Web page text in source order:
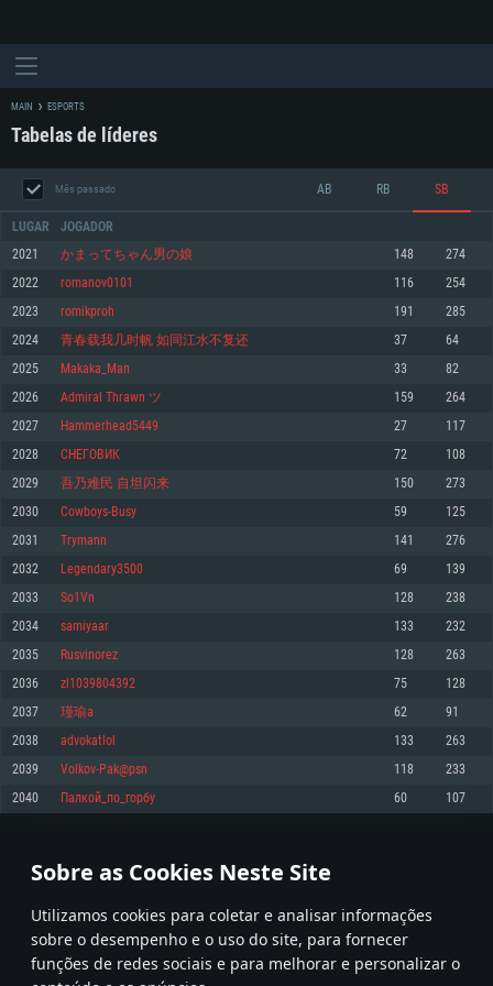
Sobre as Cookies Neste Site
Utilizamos cookies para coletar e analisar informações
sobre o desempenho e o uso do site, para fornecer
funções de redes sociais e para melhorar e personalizar o
Mínimo
Sistema Operativo: Windows 10 (64 bit)
Processador: Dual-Core 2.2 GHz
Memória: 4GB
Placa Gráfica: Placa com DirectX 11: AMD Radeon 77XX / NVIDIA GeForce
GTX 660. Resolução mínima suportada: 720p
Network: Internet de banda larga.
Disco: 23,1 GB
Recomendado
superior, Radeon RX 570 ou superior
Disco: 75,9 GB
Mínimo
Sistema Operativo: Mac OS Big Sur 11.0 ou versão mais recente
Processador: Core i5 2.2GHz mínimo (Intel Xeon não suportado)
Memória: 6 GB
Placa Gráfica: Intel Iris Pro 5200 (Mac), equivalentes AMD/Nvidia para Mac.
Resolução mínima suportada: 720p com suporte Metal.
Network: Internet de banda larga.
Disco: 21,5 GB
Recomendado
Network: Internet de banda larga.
Mínimo
Sistema Operativo: Distribuições mais modernas do Linux de 64bit
Processador: Dual-Core 2.4 GHz
Memória: 4 GB
Placa Gráfica: NVIDIA 660 com os drivers mais recentes (não mais de 6
meses) / equivalentes AMD com os drivers mais recentes com suporte
Vulkan (não mais de 6 meses); Resolução mínima suportada: 720p.
Network: Internet de banda larga.
Disco: 21,5 GB
Recomendado
Sistema Operativo: Ubuntu 20.04 64bit
Processador: Intel Core i7
Memória: 16 GB
Placa Gráfica: NVIDIA 1060 com os drivers mais recentes (não mais de 6
meses) / equivalentes AMD (Radeon RX 570) com os drivers mais recentes
Network: Internet de banda larga.
MAIN ESPORTS
Tabelas de líderes
Mês passado AB RB SB
LUGAR JOGADOR
2021 かまってちゃん男の娘 148 274
2022 romanov0101 116 254
2023 romikproh 191 285
2024 青春载我几时帆 如同江水不复还 37 64
2025 Makaka_Man 33 82
2026 Admiral Thrawn ツ 159 264
2027 Hammerhead5449 27 117
2028 СНЕГОВИК 72 108
2029 吾乃难民 自坦闪来 150 273
2030 Cowboys-Busy 59 125
2031 Trymann 141 276
2032 Legendary3500 69 139
2033 So1Vn 128 238
2034 samiyaar 133 232
2035 Rusvinorez 128 263
2036 zl1039804392 75 128
2037 瑾瑜a 62 91
2038 advokatlol 133 263
2039 Volkov-Pak@psn 118 233
2040 Палкой_по_горбу 60 107